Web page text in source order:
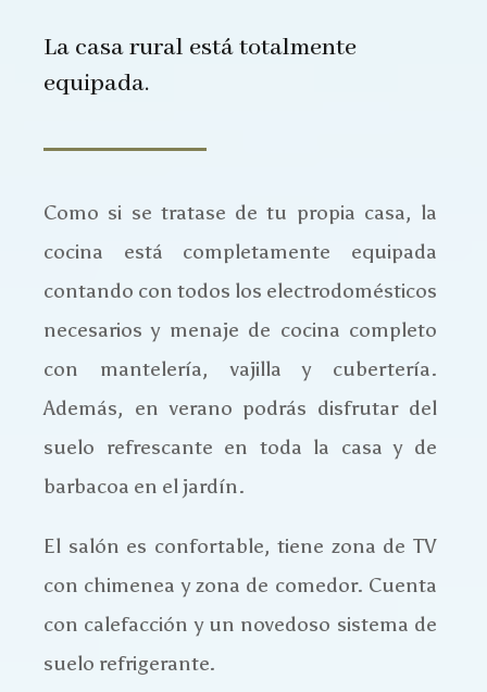
La casa rural está totalmente
equipada.
Como si se tratase de tu propia casa, la
cocina está completamente equipada
contando con todos los electrodomésticos
necesarios y menaje de cocina completo
con mantelería, vajilla y cubertería.
Además, en verano podrás disfrutar del
suelo refrescante en toda la casa y de
barbacoa en el jardín.
El salón es confortable, tiene zona de TV
con chimenea y zona de comedor. Cuenta
con calefacción y un novedoso sistema de
suelo refrigerante.